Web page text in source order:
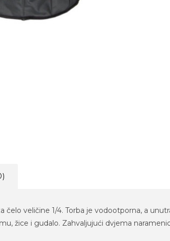
čelo veličine 1/4. Torba je vodootporna, a
žice i gudalo. Zahvaljujući dvjema